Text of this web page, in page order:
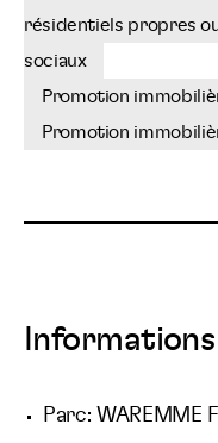
résidentiels propres
sociaux
Promotion
Promotion
Parc: WAREMME